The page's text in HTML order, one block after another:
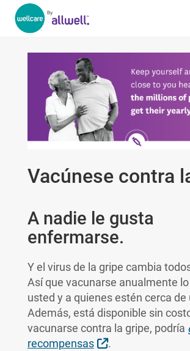
Vacúnese contra
A nadie le gusta
enfermarse.
Y el virus de la gripe cambia
Así que vacunarse anualmente
usted y a quienes estén cerca de
Además, está disponible sin
vacunarse contra la gripe, podría
recompensas
Sitio Externo
.